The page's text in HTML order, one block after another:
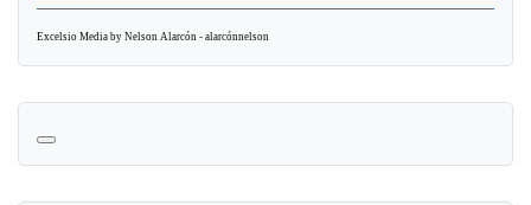
Excelsio Media by Nelson Alarcón - alarcónnelson